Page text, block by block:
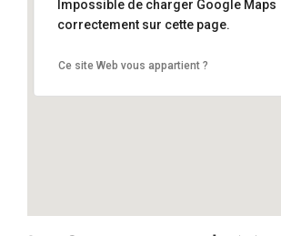
D948, 91490 Moigny-sur-École
Impossible de charger Google Maps
correctement sur cette page.
Ce site Web vous appartient ?